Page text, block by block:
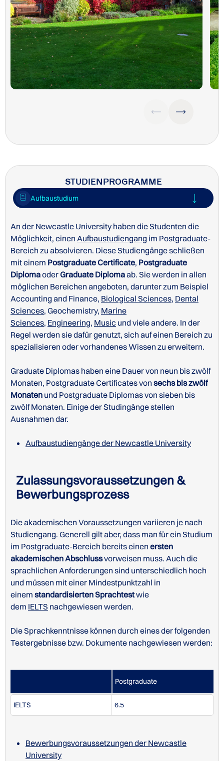
Campuspläne der Newcastle University
Website der Newcastle University zu Unterkünften
für internationale Studenten
STUDIENPROGRAMME
Aufbaustudium
An der Newcastle University haben die Studenten die
Möglichkeit, einen Aufbaustudiengang im Postgraduate-
Bereich zu absolvieren. Diese Studiengänge schließen
mit einem Postgraduate Certificate, Postgraduate
DiplomaoderGraduate Diplomaab. Sie werden in allen
möglichen Bereichen angeboten, darunter zum Beispiel
Accounting and Finance, Biological Sciences, Dental
Sciences, Geochemistry, Marine
Sciences, Engineering, Music und viele andere. In der
Regel werden sie dafür genutzt, sich auf einen Bereich zu
spezialisieren oder vorhandenes Wissen zu erweitern.
Graduate Diplomas haben eine Dauer von neun bis zwölf
Monaten, Postgraduate Certificates von sechs bis zwölf
Monaten und Postgraduate Diplomas von sieben bis
zwölf Monaten. Einige der Studingänge stellen
Ausnahmen dar.
Aufbaustudiengänge der Newcastle University
Zulassungsvoraussetzungen &
Bewerbungsprozess
Die akademischen Voraussetzungen variieren je nach
Studiengang. Generell gilt aber, dass man für ein Studium
im Postgraduate-Bereich bereits einen ersten
akademischen Abschlussvorweisen muss. Auch die
sprachlichen Anforderungen sind unterschiedlich hoch
und müssen mit einer Mindestpunktzahl in
einem standardisierten Sprachtestwie
dem IELTS nachgewiesen werden.
Die Sprachkenntnisse können durch eines der folgenden
Testergebnisse bzw. Dokumente nachgewiesen werden:
Postgraduate
IELTS 6.5
Bewerbungsvoraussetzungen der Newcastle
University